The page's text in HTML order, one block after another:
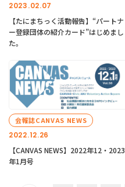
2023.02.07
【たにまちっく活動報告】“パートナ
ー登録団体の紹介カード”はじめまし
た。
2022.12.26
会報誌CANVAS NEWS
【CANVAS NEWS】2022年12・2023
年1月号